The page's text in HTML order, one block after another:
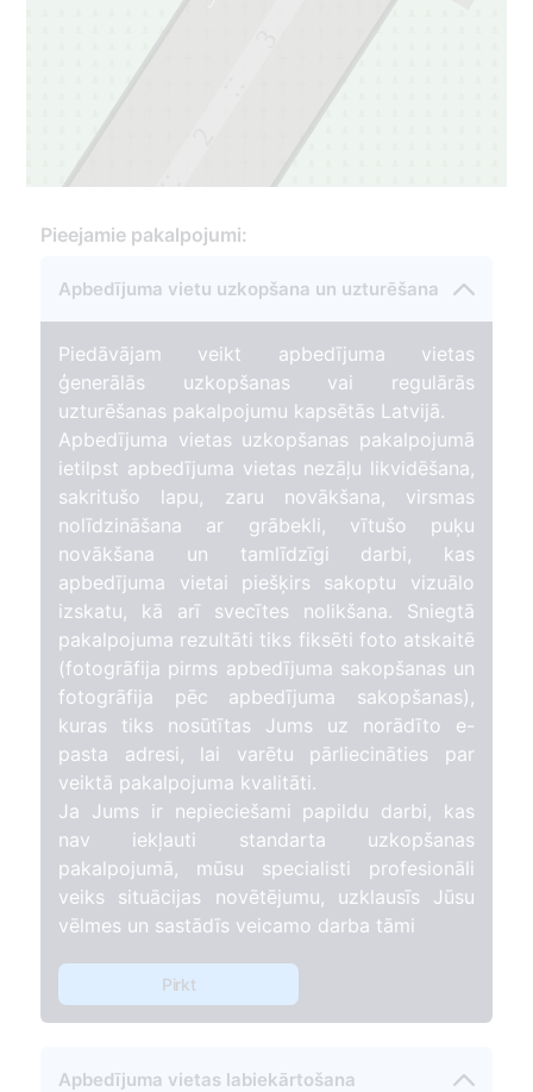
1
Pieejamie pakalpojumi:
Apbedījuma vietu uzkopšana un uzturēšana
Piedāvājam veikt apbedījuma vietas
ģenerālās uzkopšanas vai regulārās
uzturēšanas pakalpojumu kapsētās Latvijā.
Apbedījuma vietas uzkopšanas pakalpojumā
ietilpst apbedījuma vietas nezāļu likvidēšana,
sakritušo lapu, zaru novākšana, virsmas
nolīdzināšana ar grābekli, vītušo puķu
novākšana un tamlīdzīgi darbi, kas
apbedījuma vietai piešķirs sakoptu vizuālo
izskatu, kā arī svecītes nolikšana. Sniegtā
pakalpojuma rezultāti tiks fiksēti foto atskaitē
(fotogrāfija pirms apbedījuma sakopšanas un
fotogrāfija pēc apbedījuma sakopšanas),
kuras tiks nosūtītas Jums uz norādīto e-
pasta adresi, lai varētu pārliecināties par
veiktā pakalpojuma kvalitāti.
Ja Jums ir nepieciešami papildu darbi, kas
nav iekļauti standarta uzkopšanas
pakalpojumā, mūsu specialisti profesionāli
veiks situācijas novētējumu, uzklausīs Jūsu
vēlmes un sastādīs veicamo darba tāmi
Pirkt
Apbedījuma vietas labiekārtošana